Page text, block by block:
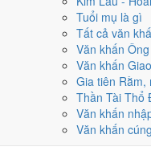
Tuổi mụ là gì
Tất cả văn
Văn khấn
Văn khấn
Gia tiên Rằm,
Thần Tài Thổ
Văn khấn
Văn khấn
09h), Tỵ (09h-11h), Thân
Khung dễ sắp xếp nhất
khung Hắc Đạo nên né khi
6 8 9 10 11 12
Hoàng đạo (tốt) Hắc đạo
6 giờ Hoàng
Canh Thìn